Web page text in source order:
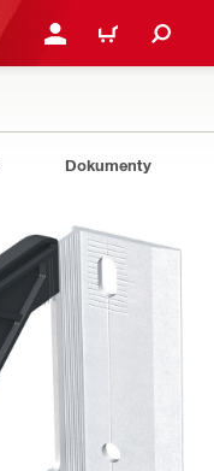
PŘIHLÁSIT NEBO
KOŠÍK
Dokumenty